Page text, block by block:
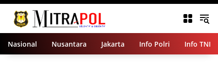
Nasional Nusantara Jakarta Info Polri Info TNI